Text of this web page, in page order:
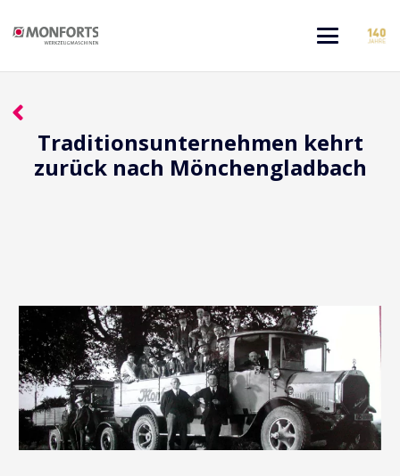
Traditionsunternehmen kehrt
zurück nach Mönchengladbach